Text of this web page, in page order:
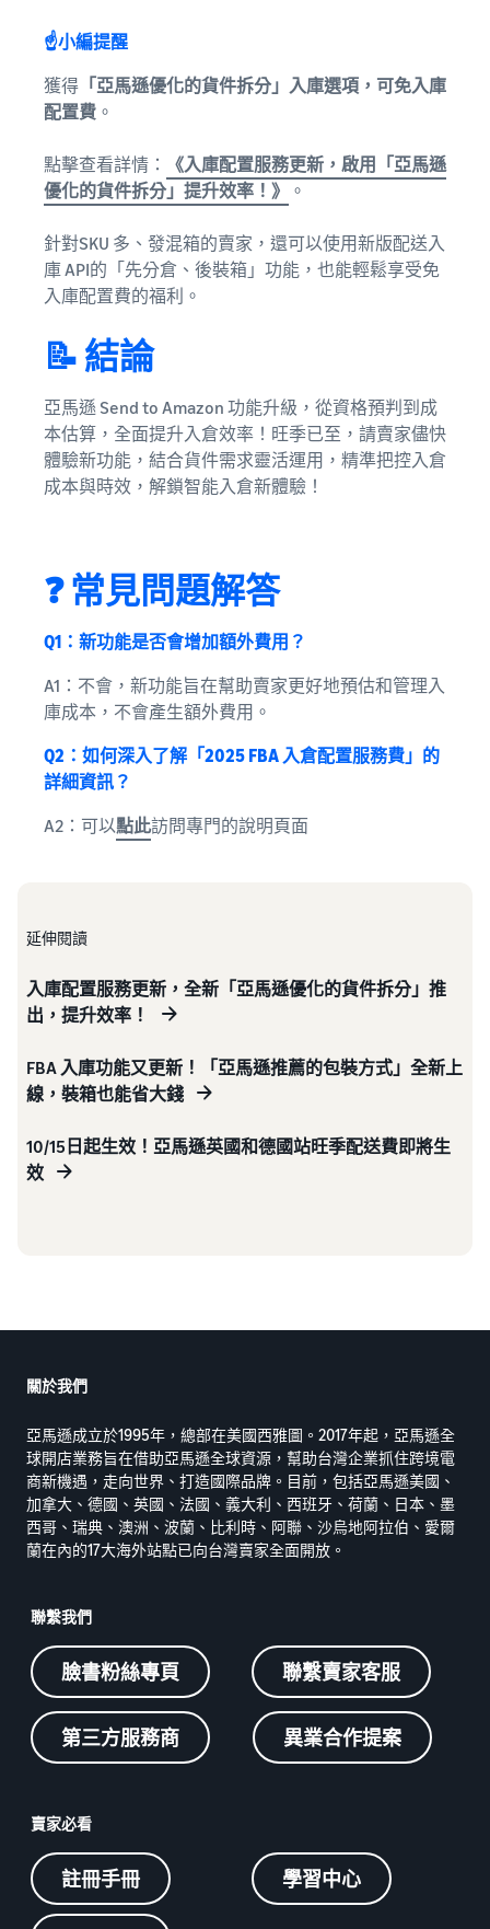
☝️小編提醒
獲得 「亞馬遜優化的貨件拆分」入庫選項，可免入庫
配置費 。
點擊查看詳情：
《入庫配置服務更新，啟用「亞馬遜
優化的貨件拆分」提升效率！》
。
針對SKU 多、發混箱的賣家，還可以使用新版配送入
庫 API的「先分倉、後裝箱」功能，也能輕鬆享受免
入庫配置費的福利。
📝 結論
亞馬遜 Send to Amazon 功能升級，從資格預判到成
本估算，全面提升入倉效率！旺季已至，請賣家儘快
體驗新功能，結合貨件需求靈活運用，精準把控入倉
成本與時效，解鎖智能入倉新體驗！
❓ 常見問題解答
Q1：新功能是否會增加額外費用？
A1：不會，新功能旨在幫助賣家更好地預估和管理入
庫成本，不會產生額外費用。
Q2：如何深入了解「2025 FBA 入倉配置服務費」的
詳細資訊？
A2：可以點此訪問專門的說明頁面
延伸閱讀
入庫配置服務更新，全新「亞馬遜優化的貨件拆分」推
出，提升效率！
FBA 入庫功能又更新！「亞馬遜推薦的包裝方式」全新上
線，裝箱也能省大錢
10/15日起生效！亞馬遜英國和德國站旺季配送費即將生
效
關於我們
亞馬遜成立於1995年，總部在美國西雅圖。2017年起，亞馬遜全
球開店業務旨在借助亞馬遜全球資源，幫助台灣企業抓住跨境電
商新機遇，走向世界、打造國際品牌。目前，包括亞馬遜美國、
加拿大、德國、英國、法國、義大利、西班牙、荷蘭、日本、墨
西哥、瑞典、澳洲、波蘭、比利時、阿聯、沙烏地阿拉伯、愛爾
蘭在內的17大海外站點已向台灣賣家全面開放。
聯繫我們
臉書粉絲專頁 聯繫賣家客服
第三方服務商 異業合作提案
賣家必看
註冊手冊 學習中心